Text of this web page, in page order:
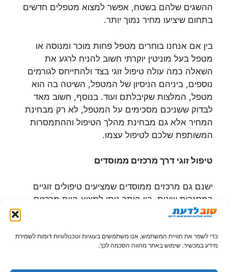
כדי לשפר את חוויית המשתמש, אנו משתמשים בעוגיות וטכנולוגיות דומות לשמירת
מידע במכשיר. שימוש באתר מהווה הסכמה לכך.
ההשגים שלהם בשטח, אפשר למצוא מטפלים חדשים
בתחום שיציעו מחיר נמוך יותר.
בין אם אנחנו בוחרים מטפל פחות מוכר ומנוסה או
מטפל בעל מוניטין יוקרתי חשוב להניח לרגע את
השאלה כמה עולה טיפול זוגי בצד ולהתייחס לגורמים
נוספים, ביניהם הניסיון של המטפל, השיטה בה הוא
מטפל, המלצות שקיבלתם ועוד. בנוסף, חשוב מאד
לבדוק ששניכם מסכימים על המטפל, לא רק מבחינת
המחיר אלא גם מבחינת מהלך הטיפול וההתמסרות
המשותפת שלכם לטיפול עצמו.
טיפול זוגי דרך מרכזים ממוסדים
ישנם גם מרכזים ממוסדים שמציעים טיפולים זוגיים
במסגרות שונות. בין היתר ניתן למצוא היום מרכזים
רפואיים שמציעים גם טיפולים זוגיים מתוך הידיעה
שזוגות רבים סובלים מבעיות במערכת היחסים ומסוגלים
להתגבר עליהן באמצעות מומחה. במסגרת טיפולים
מוסדרים אלו ניתן לבדוק כמה עולה טיפול זוגי גם דרך